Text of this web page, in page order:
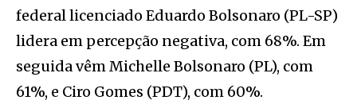
federal licenciado Eduardo Bolsonaro (PL-SP)
lidera em percepção negativa, com 68%. Em
seguida vêm Michelle Bolsonaro (PL), com
61%, e Ciro Gomes (PDT), com 60%.